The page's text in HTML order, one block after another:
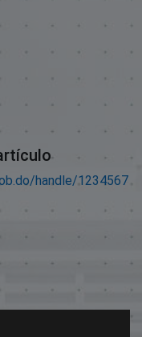
handle/1234567